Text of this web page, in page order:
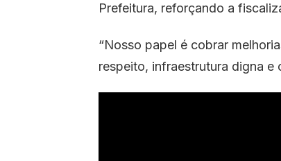
Prefeitura, reforçando a
“Nosso papel é cobrar
respeito, infraestrutura digna e